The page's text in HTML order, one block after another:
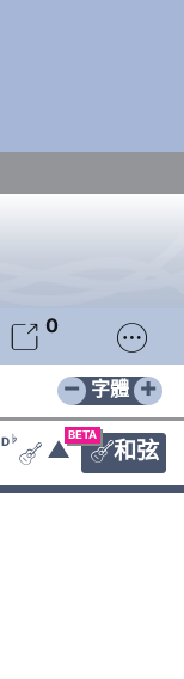
 0 
− +
字體
BETA
和弦
D♭
 ▲